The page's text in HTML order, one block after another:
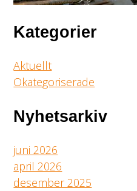
Kategorier
Aktuellt
Okategoriserade
Nyhetsarkiv
juni 2026
april 2026
desember 2025